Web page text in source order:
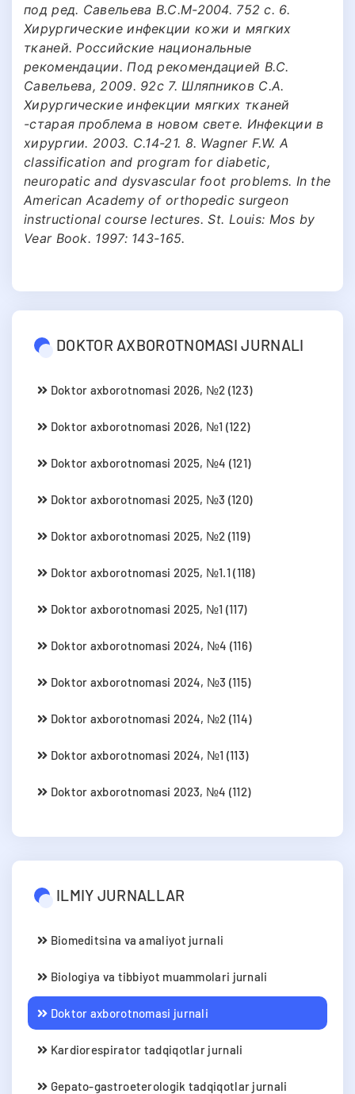
под ред. Савельева В.С.М-2004. 752 с. 6.
Хирургические инфекции кожи и мягких
тканей. Российские национальные
рекомендации. Под рекомендацией В.С.
Савельева, 2009. 92с 7. Шляпников С.А.
Хирургические инфекции мягких тканей
-старая проблема в новом свете. Инфекции в
хирургии. 2003. С.14-21. 8. Wagner F.W. A
classification and program for diabetic,
neuropatic and dysvascular foot problems. In the
American Academy of orthopedic surgeon
instructional course lectures. St. Louis: Mos by
Vear Book. 1997: 143-165.
DOKTOR AXBOROTNOMASI JURNALI
Doktor axborotnomasi 2026, №2 (123)
Doktor axborotnomasi 2026, №1 (122)
Doktor axborotnomasi 2025, №4 (121)
Doktor axborotnomasi 2025, №3 (120)
Doktor axborotnomasi 2025, №2 (119)
Doktor axborotnomasi 2025, №1.1 (118)
Doktor axborotnomasi 2025, №1 (117)
Doktor axborotnomasi 2024, №4 (116)
Doktor axborotnomasi 2024, №3 (115)
Doktor axborotnomasi 2024, №2 (114)
Doktor axborotnomasi 2024, №1 (113)
Doktor axborotnomasi 2023, №4 (112)
ILMIY JURNALLAR
Biomeditsina va amaliyot jurnali
Biologiya va tibbiyot muammolari jurnali
Doktor axborotnomasi jurnali
Kardiorespirator tadqiqotlar jurnali
Gepato-gastroeterologik tadqiqotlar jurnali